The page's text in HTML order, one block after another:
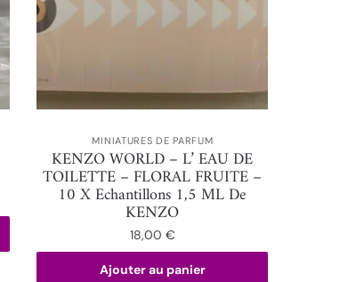
MINIATURES DE PARFUM
KENZO WORLD – L’ EAU DE
TOILETTE – FLORAL FRUITE –
10 X Echantillons 1,5 ML De
KENZO
18,00 €
Ajouter au panier